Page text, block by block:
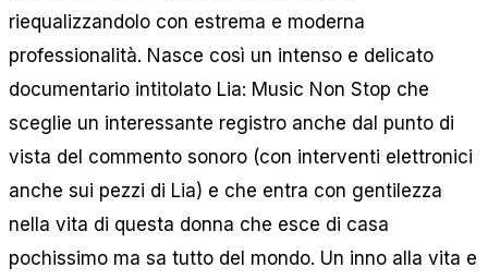
riequalizzandolo con estrema e moderna
professionalità. Nasce così un intenso e delicato
documentario intitolato Lia: Music Non Stop che
sceglie un interessante registro anche dal punto di
vista del commento sonoro (con interventi elettronici
anche sui pezzi di Lia) e che entra con gentilezza
nella vita di questa donna che esce di casa
pochissimo ma sa tutto del mondo. Un inno alla vita e